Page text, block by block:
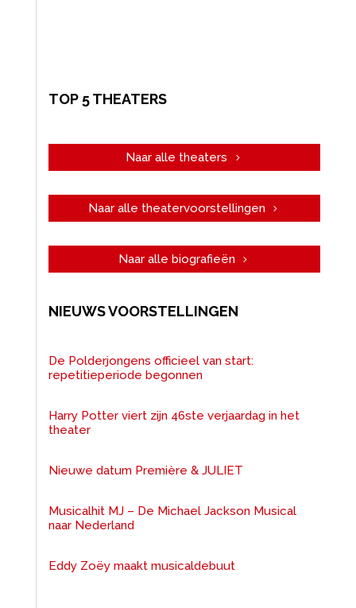
TOP 5 THEATERS
Naar alle theaters
Naar alle theatervoorstellingen
Naar alle biografieën
NIEUWS VOORSTELLINGEN
De Polderjongens officieel van start:
repetitieperiode begonnen
Harry Potter viert zijn 46ste verjaardag in het
theater
Nieuwe datum Première & JULIET
Musicalhit MJ – De Michael Jackson Musical
naar Nederland
Eddy Zoëy maakt musicaldebuut